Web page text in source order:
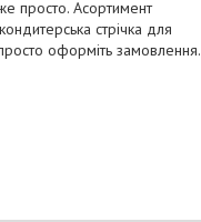
просто. Асортимент
стрічка для
оформіть замовлення.